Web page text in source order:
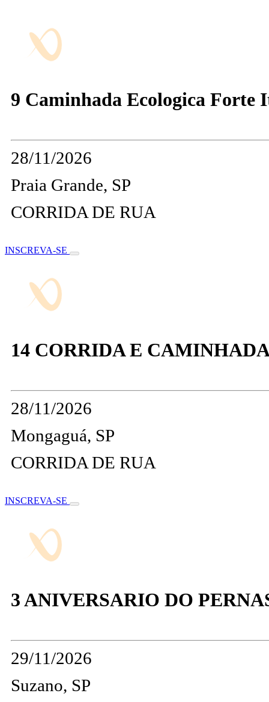
9 Caminhada Ecologica Forte
28/11/2026
Praia Grande, SP
CORRIDA DE RUA
INSCREVA-SE
14 CORRIDA E
28/11/2026
Mongaguá, SP
CORRIDA DE RUA
INSCREVA-SE
3 ANIVERSARIO DO
29/11/2026
Suzano, SP